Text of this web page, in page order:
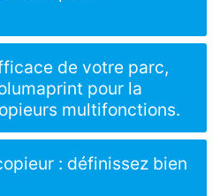
de votre parc,
pour la
multifonctions.
: définissez bien